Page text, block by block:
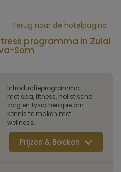
Terug naar de hotelpagina
programma in Zulal
Som
Introductieprogramma
met spa, fitness, holistische
zorg en fysiotherapie om
kennis te maken met
wellness.
Prijzen & Boeken